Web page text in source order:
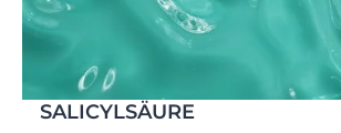
SALICYLSÄURE